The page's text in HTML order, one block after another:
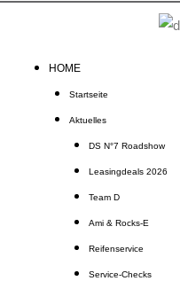
HOME
Startseite
Aktuelles
DS N°7 Roadshow
Leasingdeals 2026
Team D
Ami & Rocks-E
Reifenservice
Service-Checks